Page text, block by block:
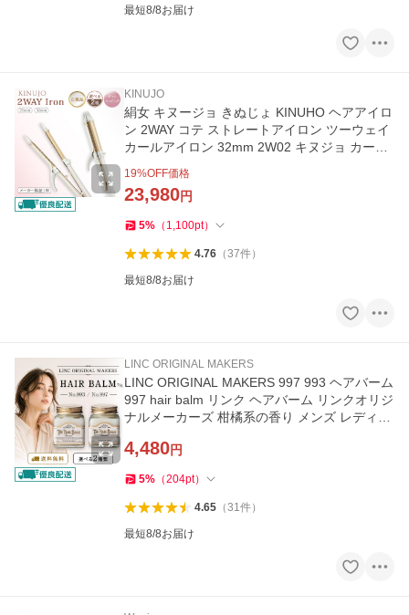
最短8/8お届け
KINUJO
絹女 キヌージョ きぬじょ KINUHO ヘアアイロ
ン 2WAY コテ ストレートアイロン ツーウェイ
カールアイロン 32mm 2W02 キヌジョ カール
19%OFF価格
23,980円
5% （ 1,100pt）
4.76（37件）
最短8/8お届け
LINC ORIGINAL MAKERS
LINC ORIGINAL MAKERS 997 993 ヘアバーム
997 hair balm リンク ヘアバーム リンクオリジ
ナルメーカーズ 柑橘系の香り メンズ レディー
4,480円
5% （204pt）
4.65（31件）
最短8/8お届け